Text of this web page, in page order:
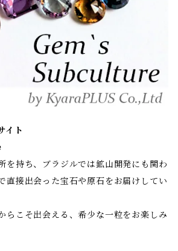
イト
を持ち、ブラジルでは鉱山開発にも関わ
直接出会った宝石や原石をお届けしてい
らこそ出会える、希少な一粒をお楽しみ